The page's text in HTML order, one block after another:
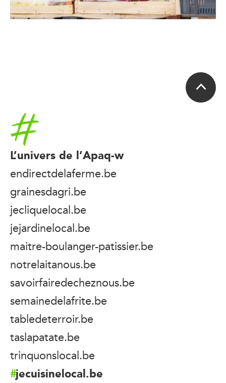
Accueil
L’univers de l’Apaq-w
endirectdelaferme.be
grainesdagri.be
jecliquelocal.be
jejardinelocal.be
maitre-boulanger-patissier.be
notrelaitanous.be
savoirfairedecheznous.be
semainedelafrite.be
tabledeterroir.be
taslapatate.be
trinquonslocal.be
jecuisinelocal.be